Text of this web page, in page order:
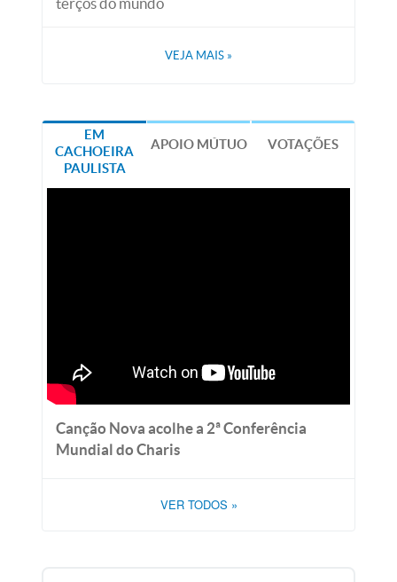
VEJA MAIS »
EM
CACHOEIRA
PAULISTA
APOIO MÚTUO VOTAÇÕES
Canção Nova acolhe a 2ª Conferência
Mundial do Charis
VER TODOS »